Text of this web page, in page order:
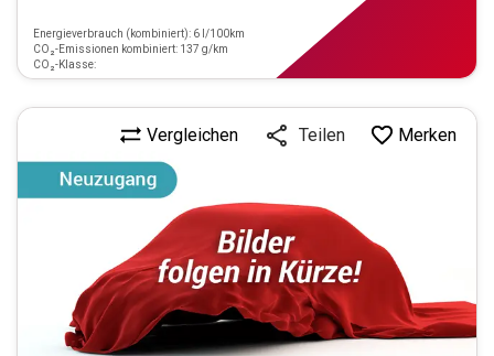
Energieverbrauch (kombiniert): 6 l/100km
CO₂-Emissionen kombiniert: 137 g/km
CO₂-Klasse:
Vergleichen Teilen Merken